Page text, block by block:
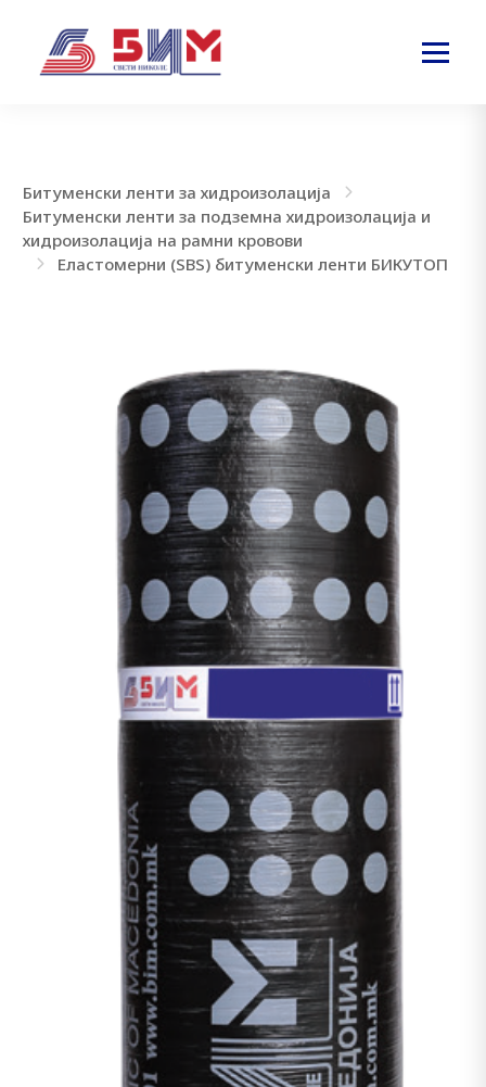
Битуменски ленти за хидроизолација
Битуменски ленти за подземна хидроизолација и
хидроизолација на рамни кровови
Еластомерни (SBS) битуменски ленти БИКУТОП